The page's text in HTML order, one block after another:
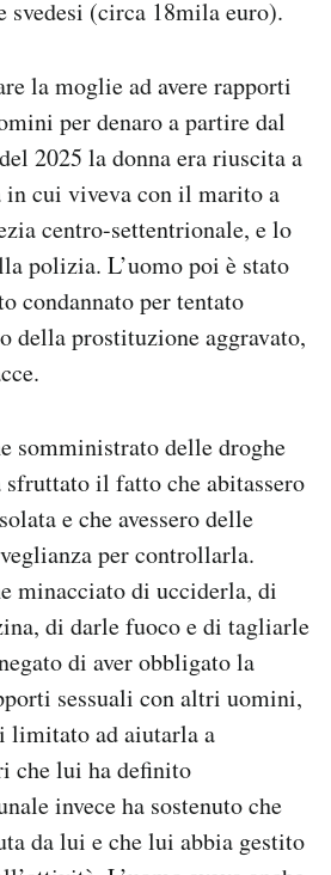
svedesi (circa 18mila euro).
la moglie ad avere rapporti
per denaro a partire dal
2025 la donna era riuscita a
in cui viveva con il marito a
centro-settentrionale, e lo
polizia. L’uomo poi è stato
condannato per tentato
della prostituzione aggravato,
somministrato delle droghe
il fatto che abitassero
e che avessero delle
per controllarla.
minacciato di ucciderla, di
di darle fuoco e di tagliarle
di aver obbligato la
sessuali con altri uomini,
limitato ad aiutarla a
che lui ha definito
invece ha sostenuto che
da lui e che lui abbia gestito